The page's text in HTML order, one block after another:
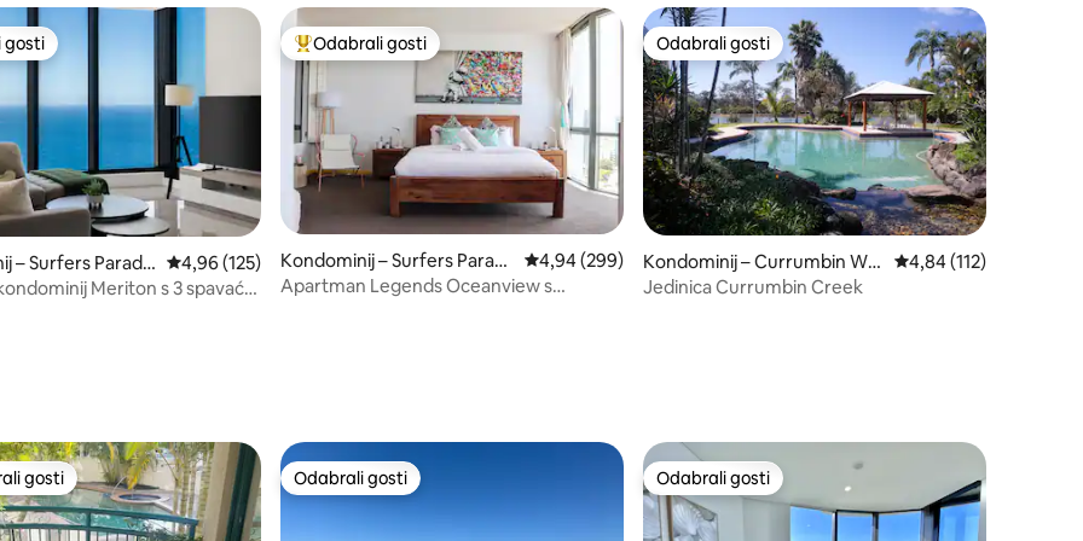
recenzija: 318
gosti
gosti
– Surfers Paradis Prosječna ocjena: 4,96/5, recenzija: 125
4,96 (125)
Meriton s 3 spavaće
Među najviše rangiranima s oznakom „Odabrali gosti”
Odabrali gosti
Kondominij – Surfers Paradi
se
Prosječna ocjena: 4,94/5, recenzija: 299
4,94 (299)
Apartman Legends Oceanview s
Odabrali gosti
Odabrali gosti
Kondominij – Currumbin Wat
ers
Prosječna ocjena:
4,84 (112)
Jedinica Currumbin Creek
rangiranima s oznakom „Odabrali gosti”
gosti Odabrali gosti
Odabrali gosti Odabrali gosti
Odabrali gosti